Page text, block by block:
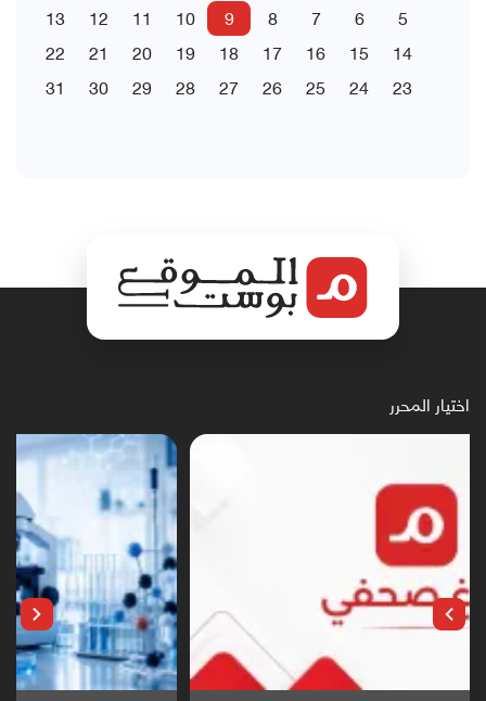
5
6
7
8
9
10
11
12
13
14
15
16
17
18
19
20
21
22
23
24
25
26
27
28
29
30
31
اختيار المحرر